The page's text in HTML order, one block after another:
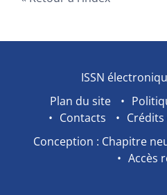
ISSN
Plan du site
Contacts
Conception : Chapitre
Accès